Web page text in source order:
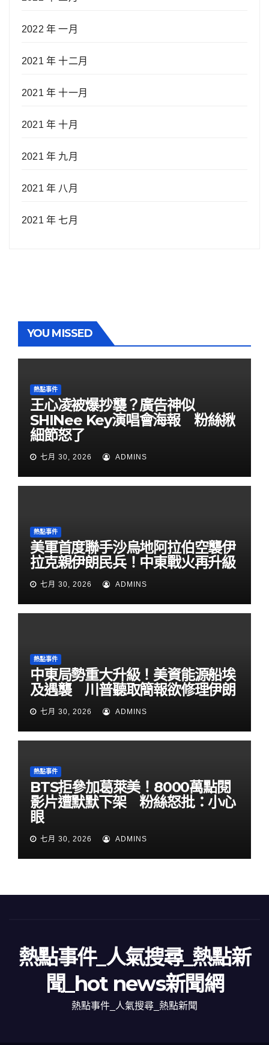
2022 年 一月
2021 年 十二月
2021 年 十一月
2021 年 十月
2021 年 九月
2021 年 八月
2021 年 七月
YOU MISSED
熱點事件
王心凌被爆抄襲？廣告神似
SHINee Key演唱會海報 粉絲揪
細節怒了
七月 30, 2026 ADMINS
熱點事件
美軍首度聯手沙烏地阿拉伯空襲伊
拉克親伊朗民兵！中東戰火再升級
七月 30, 2026 ADMINS
熱點事件
中東局勢重大升級！美資能源船埃
及遇襲 川普聽取簡報欲修理伊朗
七月 30, 2026 ADMINS
熱點事件
BTS拒參加葛萊美！8000萬點閱
影片遭默默下架 粉絲怒批：小心
眼
七月 30, 2026 ADMINS
熱點事件_人氣搜尋_熱點新
聞_hot news新聞網
熱點事件_人氣搜尋_熱點新聞